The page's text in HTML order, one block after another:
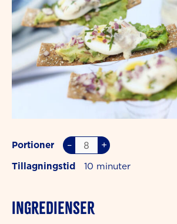
Portioner – +
Tillagningstid 10
INGREDIENSER